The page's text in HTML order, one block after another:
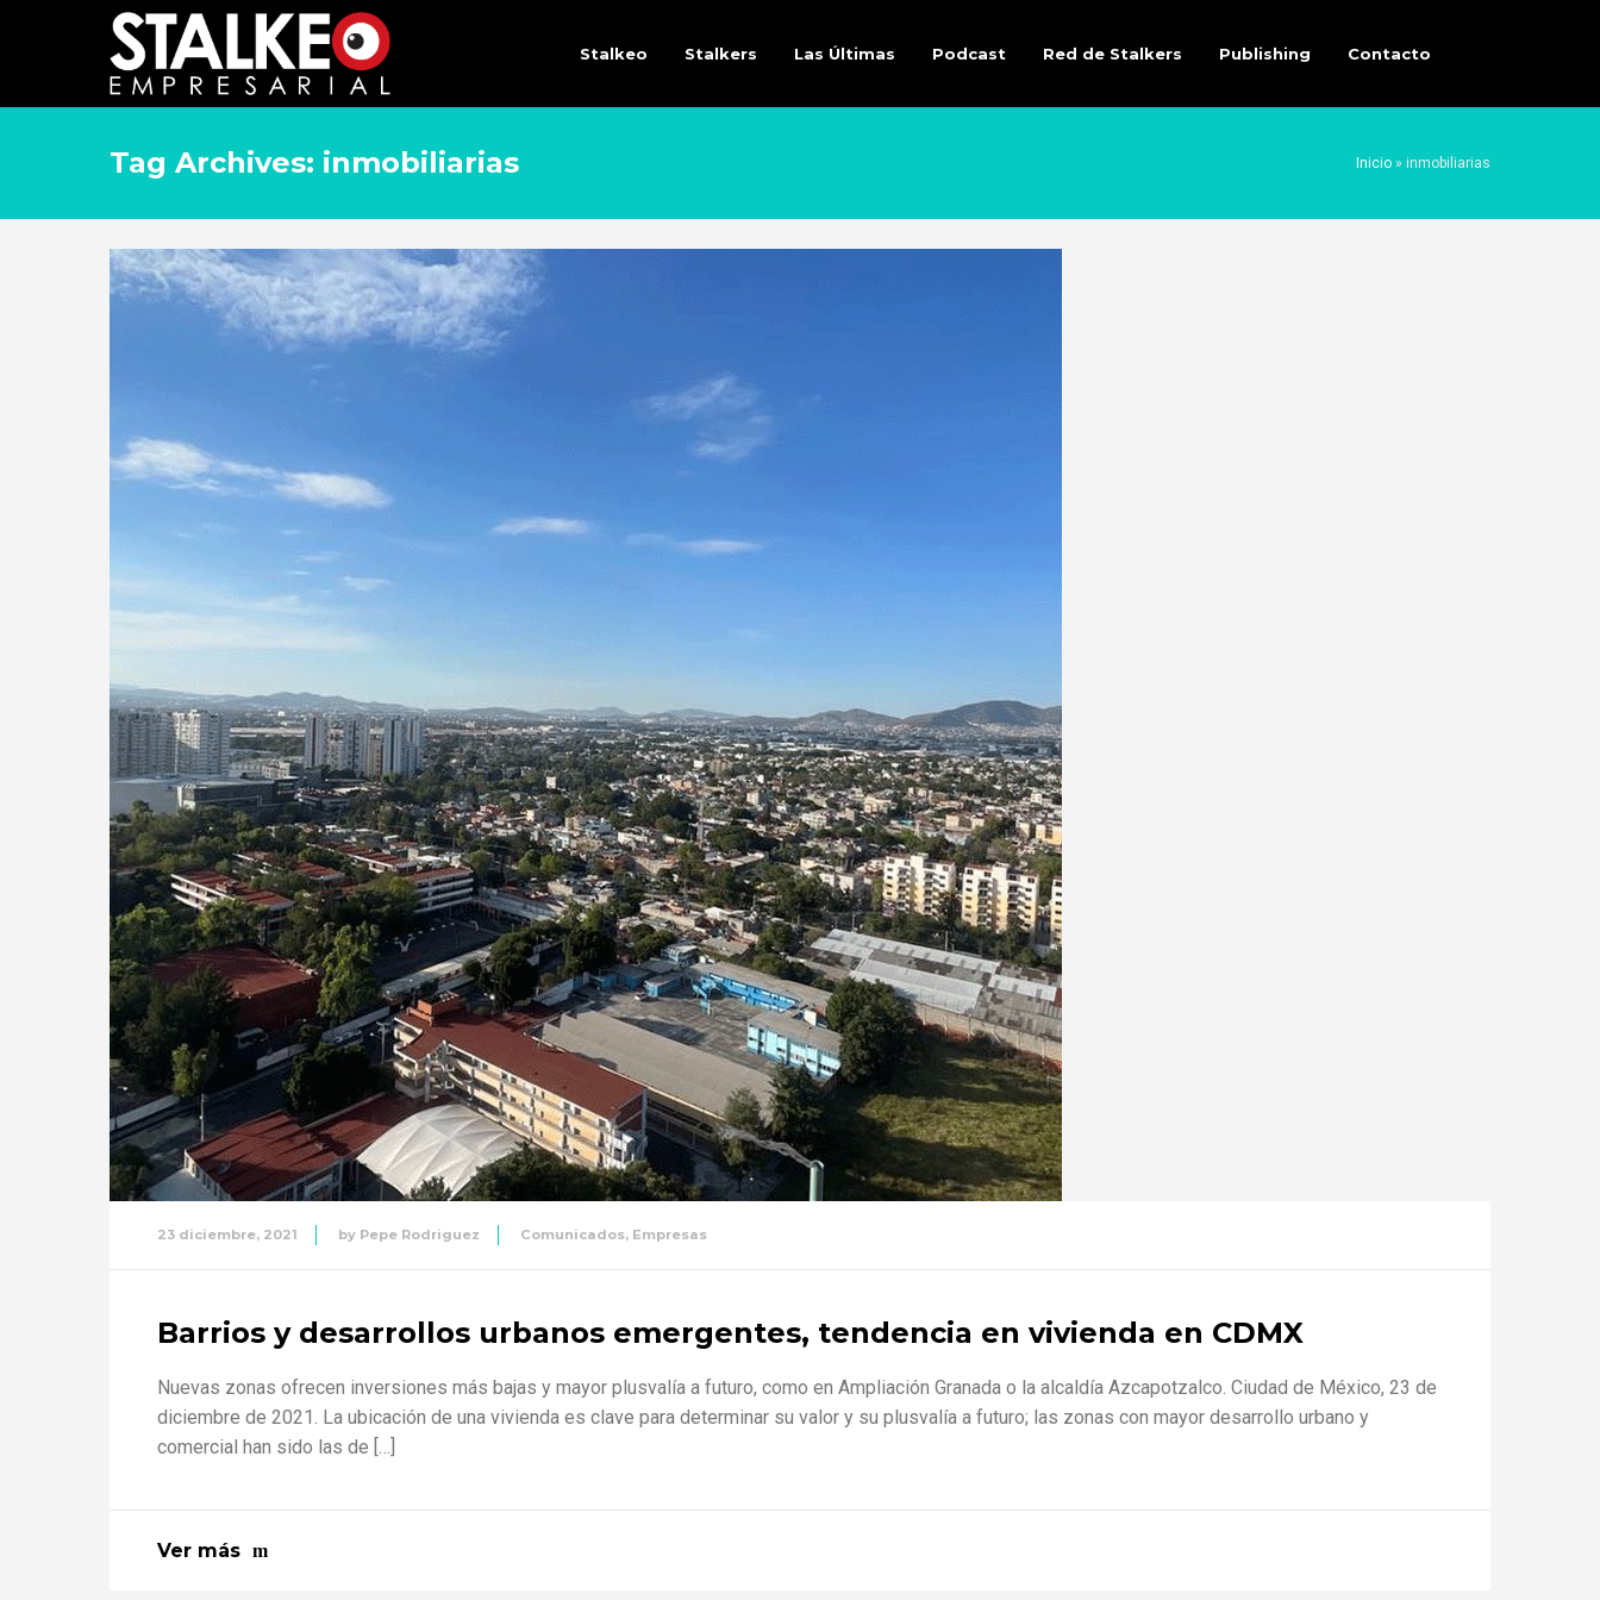
Stalkeo Stalkers Las Últimas Podcast Red de Stalkers Publishing Contacto
Tag Archives: inmobiliarias Inicio » inmobiliarias
23 diciembre, 2021 by Pepe Rodriguez Comunicados, Empresas
Barrios y desarrollos urbanos emergentes, tendencia en vivienda en CDMX
Nuevas zonas ofrecen inversiones más bajas y mayor plusvalía a futuro, como en Ampliación Granada o la alcaldía Azcapotzalco. Ciudad de México, 23 de
diciembre de 2021. La ubicación de una vivienda es clave para determinar su valor y su plusvalía a futuro; las zonas con mayor desarrollo urbano y
comercial han sido las de […]
Ver más